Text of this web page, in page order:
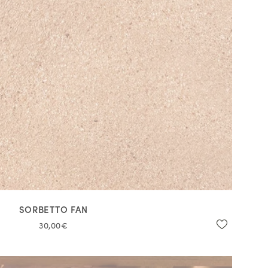
SORBETTO FAN
30,00€